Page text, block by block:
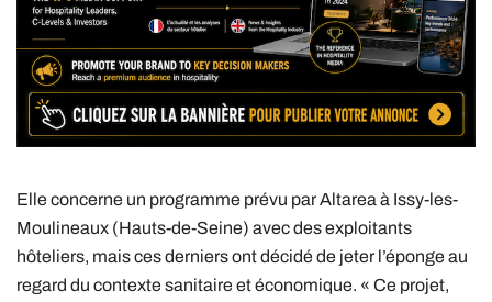
Elle concerne un programme prévu par Altarea à Issy-les-
Moulineaux (Hauts-de-Seine) avec des exploitants
hôteliers, mais ces derniers ont décidé de jeter l’éponge au
regard du contexte sanitaire et économique. « Ce projet,